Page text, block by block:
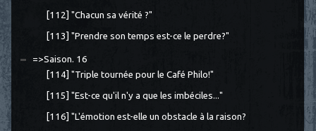
[112] "Chacun sa vérité ?"
[113] "Prendre son temps est-ce le perdre?"
=>Saison. 16
[114] "Triple tournée pour le Café Philo!"
[115] "Est-ce qu'il n'y a que les imbéciles..."
[116] "L'émotion est-elle un obstacle à la raison?